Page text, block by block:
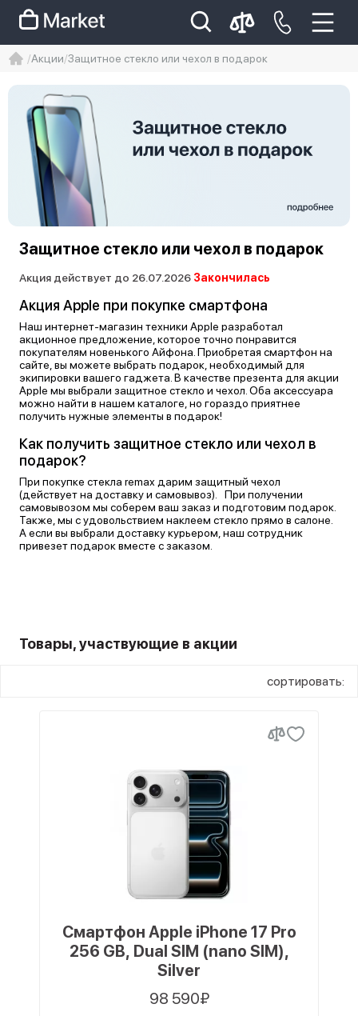
iphone айфон
Iphone 14 pro
Iphone 14 pro max
Акции Защитное стекло или чехол в подарок
Защитное стекло или чехол в подарок
Акция действует до 26.07.2026 Закончилась
Акция Apple при покупке смартфона
Наш интернет-магазин техники Apple разработал
акционное предложение, которое точно понравится
покупателям новенького Айфона. Приобретая смартфон на
сайте, вы можете выбрать подарок, необходимый для
экипировки вашего гаджета. В качестве презента для акции
Apple мы выбрали защитное стекло и чехол. Оба аксессуара
можно найти в нашем каталоге, но гораздо приятнее
получить нужные элементы в подарок!
Как получить защитное стекло или чехол в
подарок?
При покупке стекла remax дарим защитный чехол
(действует на доставку и самовывоз). При получении
самовывозом мы соберем ваш заказ и подготовим подарок.
Также, мы с удовольствием наклеем стекло прямо в салоне.
А если вы выбрали доставку курьером, наш сотрудник
привезет подарок вместе с заказом.
Товары, участвующие в акции
сортировать:
Смартфон Apple iPhone 17 Pro
256 GB, Dual SIM (nano SIM),
Silver
98 590₽